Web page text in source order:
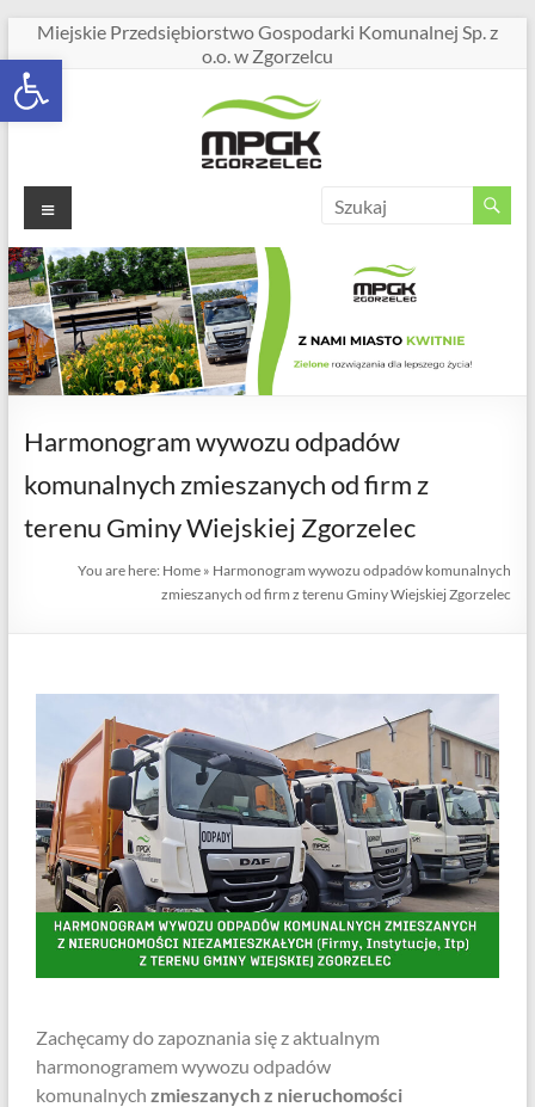
Open toolbar
Miejskie Przedsiębiorstwo Gospodarki Komunalnej Sp. z
o.o. w Zgorzelcu
Harmonogram wywozu odpadów
komunalnych zmieszanych od firm z
terenu Gminy Wiejskiej Zgorzelec
You are here: Home » Harmonogram wywozu odpadów komunalnych
zmieszanych od firm z terenu Gminy Wiejskiej Zgorzelec
Zachęcamy do zapoznania się z aktualnym
harmonogramem wywozu odpadów
komunalnych zmieszanych z nieruchomości